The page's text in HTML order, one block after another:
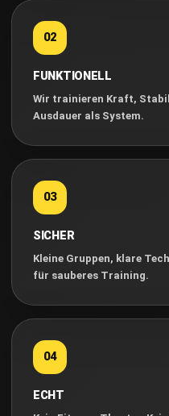
02
FUNKTIONELL
Wir trainieren Kraft,
Ausdauer als System.
03
SICHER
Kleine Gruppen, klare
für sauberes Training.
04
ECHT